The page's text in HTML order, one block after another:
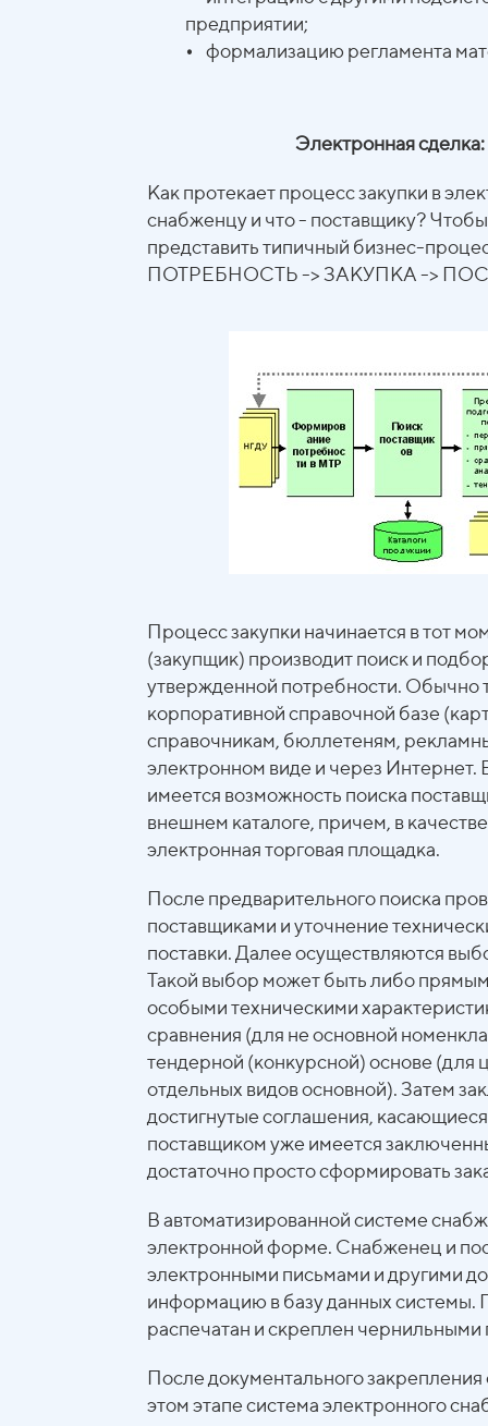
предприятии;
• формализацию регламента
Электронная сделка:
Как протекает процесс закупки в
снабженцу и что - поставщику?
представить типичный бизнес-
ПОТРЕБНОСТЬ -> ЗАКУПКА ->
Процесс закупки начинается в тот
(закупщик) производит поиск и
утвержденной потребности. Обычно
корпоративной справочной базе
справочникам, бюллетеням,
электронном виде и через Интернет.
имеется возможность поиска
внешнем каталоге, причем, в
электронная торговая площадка.
После предварительного поиска
поставщиками и уточнение
поставки. Далее осуществляются
Такой выбор может быть либо
особыми техническими
сравнения (для не основной
тендерной (конкурсной) основе
отдельных видов основной). Затем
достигнутые соглашения,
поставщиком уже имеется
достаточно просто сформировать
В автоматизированной системе
электронной форме. Снабженец и
электронными письмами и другими
информацию в базу данных
распечатан и скреплен
После документального
этом этапе система электронного